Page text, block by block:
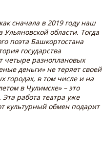
сначала в 2019 году наш
области. Тогда
поэта Башкортостана
государства
четыре разноплановых
деньги» не теряет своей
городах, в том числе и на
в Чулимске» – это
работа театра уже
культурный обмен подарит